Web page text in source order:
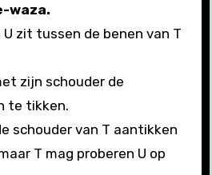
waza.
zit tussen de benen van T
zijn schouder de
te tikken.
schouder van T aantikken
T mag proberen U op